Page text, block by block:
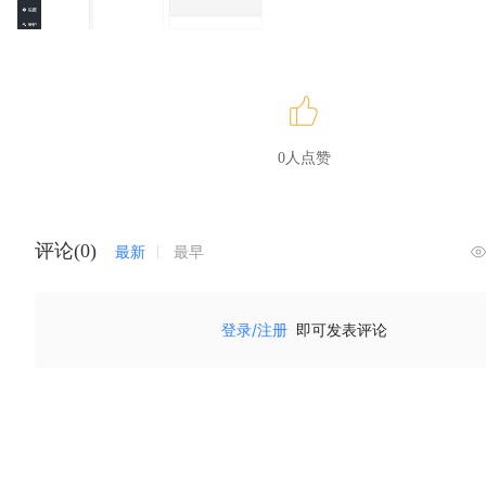
0人点赞
评论(0) 最新 最早
登录/注册 即可发表评论